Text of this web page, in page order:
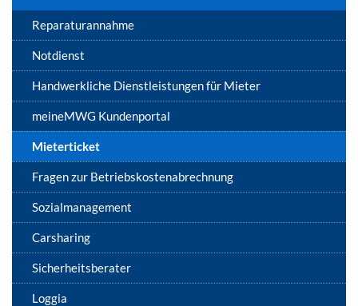
Reparaturannahme
Notdienst
Handwerkliche Dienstleistungen für Mieter
meineMWG Kundenportal
Mieterticket
Fragen zur Betriebskostenabrechnung
Sozialmanagement
Carsharing
Sicherheitsberater
Loggia